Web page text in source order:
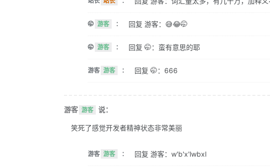
🤭 游客 ： 回复 游客：😅😂🤭
🤭 游客 ： 回复 🤭：蛮有意思的耶
游客 游客 ： 回复 🤭：666
游客 游客 说：
笑死了感觉开发者精神状态非常美丽
游客 游客 ： 回复 游客：w'b'x'lwbxl